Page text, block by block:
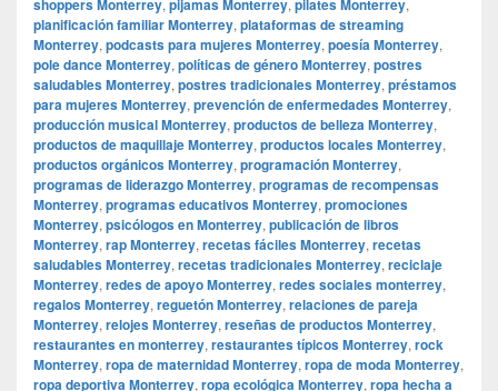
shoppers Monterrey, pijamas Monterrey, pilates Monterrey,
planificación familiar Monterrey, plataformas de streaming
Monterrey, podcasts para mujeres Monterrey, poesía Monterrey,
pole dance Monterrey, políticas de género Monterrey, postres
saludables Monterrey, postres tradicionales Monterrey, préstamos
para mujeres Monterrey, prevención de enfermedades Monterrey,
producción musical Monterrey, productos de belleza Monterrey,
productos de maquillaje Monterrey, productos locales Monterrey,
productos orgánicos Monterrey, programación Monterrey,
programas de liderazgo Monterrey, programas de recompensas
Monterrey, programas educativos Monterrey, promociones
Monterrey, psicólogos en Monterrey, publicación de libros
Monterrey, rap Monterrey, recetas fáciles Monterrey, recetas
saludables Monterrey, recetas tradicionales Monterrey, reciclaje
Monterrey, redes de apoyo Monterrey, redes sociales monterrey,
regalos Monterrey, reguetón Monterrey, relaciones de pareja
Monterrey, relojes Monterrey, reseñas de productos Monterrey,
restaurantes en monterrey, restaurantes típicos Monterrey, rock
Monterrey, ropa de maternidad Monterrey, ropa de moda Monterrey,
ropa deportiva Monterrey, ropa ecológica Monterrey, ropa hecha a